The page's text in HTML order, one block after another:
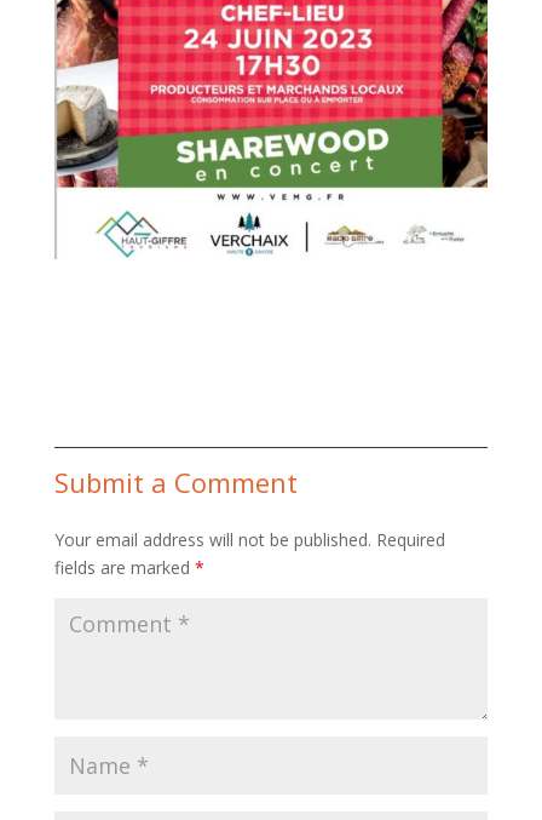
Submit a Comment
Your email address will not be published. Required
fields are marked *